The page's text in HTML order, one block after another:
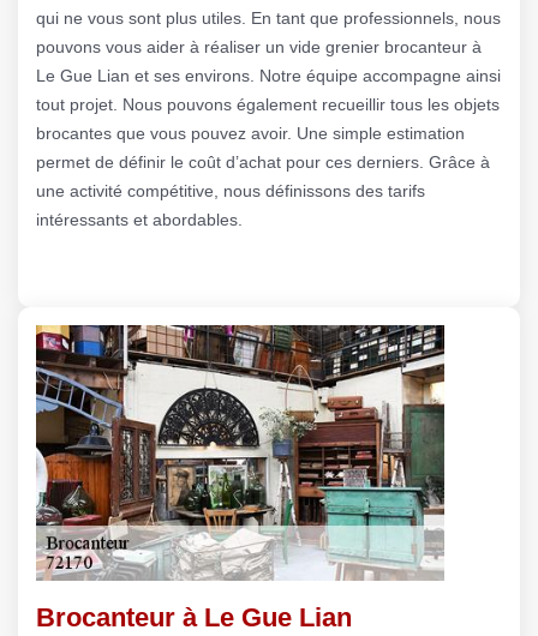
qui ne vous sont plus utiles. En tant que professionnels, nous
pouvons vous aider à réaliser un vide grenier brocanteur à
Le Gue Lian et ses environs. Notre équipe accompagne ainsi
tout projet. Nous pouvons également recueillir tous les objets
brocantes que vous pouvez avoir. Une simple estimation
permet de définir le coût d’achat pour ces derniers. Grâce à
une activité compétitive, nous définissons des tarifs
intéressants et abordables.
Brocanteur à Le Gue Lian